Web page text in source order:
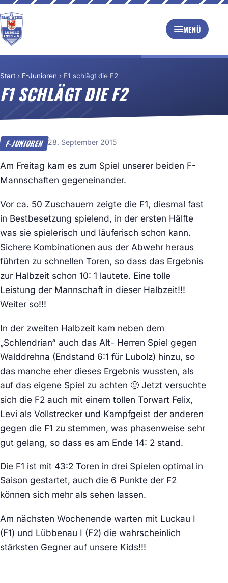
MENÜ
Start › F-Junioren › F1 schlägt die F2
F1 SCHLÄGT DIE F2
F-JUNIOREN 28. September 2015
Am Freitag kam es zum Spiel unserer beiden F-
Mannschaften gegeneinander.
Vor ca. 50 Zuschauern zeigte die F1, diesmal fast
in Bestbesetzung spielend, in der ersten Hälfte
was sie spielerisch und läuferisch schon kann.
Sichere Kombinationen aus der Abwehr heraus
führten zu schnellen Toren, so dass das Ergebnis
zur Halbzeit schon 10: 1 lautete. Eine tolle
Leistung der Mannschaft in dieser Halbzeit!!!
Weiter so!!!
In der zweiten Halbzeit kam neben dem
„Schlendrian“ auch das Alt- Herren Spiel gegen
Walddrehna (Endstand 6:1 für Lubolz) hinzu, so
das manche eher dieses Ergebnis wussten, als
auf das eigene Spiel zu achten 🙂 Jetzt versuchte
sich die F2 auch mit einem tollen Torwart Felix,
Levi als Vollstrecker und Kampfgeist der anderen
gegen die F1 zu stemmen, was phasenweise sehr
gut gelang, so dass es am Ende 14: 2 stand.
Die F1 ist mit 43:2 Toren in drei Spielen optimal in
Saison gestartet, auch die 6 Punkte der F2
können sich mehr als sehen lassen.
Am nächsten Wochenende warten mit Luckau I
(F1) und Lübbenau I (F2) die wahrscheinlich
stärksten Gegner auf unsere Kids!!!